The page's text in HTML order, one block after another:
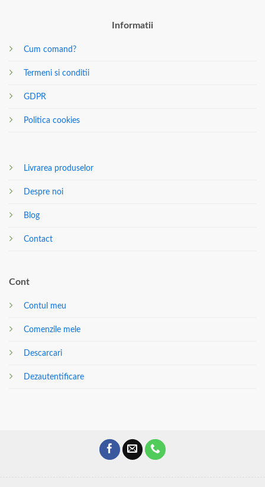
Informatii
Cum comand?
Termeni si conditii
GDPR
Politica cookies
Livrarea produselor
Despre noi
Blog
Contact
Cont
Contul meu
Comenzile mele
Descarcari
Dezautentificare